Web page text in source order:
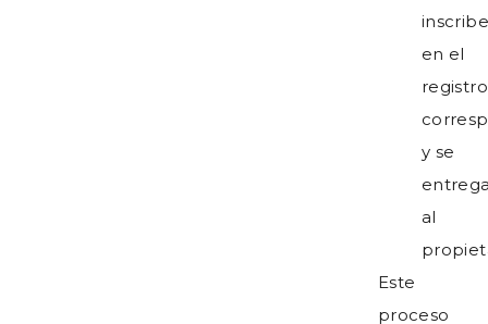
inscribe
en el
registro
y se
al
Este
proceso